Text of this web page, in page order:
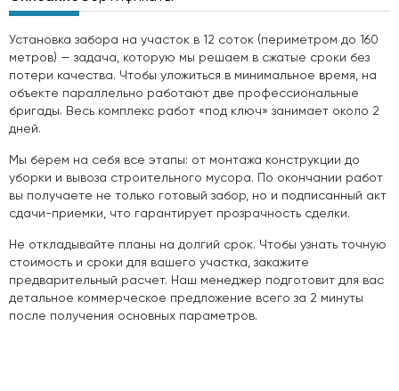
Установка забора на участок в 12 соток (периметром до 160
метров) — задача, которую мы решаем в сжатые сроки без
потери качества. Чтобы уложиться в минимальное время, на
объекте параллельно работают две профессиональные
бригады. Весь комплекс работ «под ключ» занимает около 2
дней.
Мы берем на себя все этапы: от монтажа конструкции до
уборки и вывоза строительного мусора. По окончании работ
вы получаете не только готовый забор, но и подписанный акт
сдачи-приемки, что гарантирует прозрачность сделки.
Не откладывайте планы на долгий срок. Чтобы узнать точную
стоимость и сроки для вашего участка, закажите
предварительный расчет. Наш менеджер подготовит для вас
детальное коммерческое предложение всего за 2 минуты
после получения основных параметров.